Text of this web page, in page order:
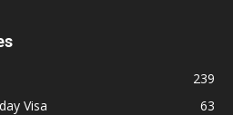
239
Visa
63